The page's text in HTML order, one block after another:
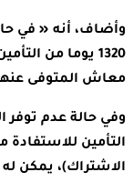
وأضاف، أنه « في
1320 يوما من
معاش المتوفى
وفي حالة عدم توفر
الاشتراك)، يمكن